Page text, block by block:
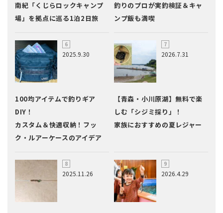
南紀「くじらロックキャンプ
場」を拠点に巡る1泊2日旅
釣りのプロが実釣検証＆キャ
ンプ飯も満喫
2025.9.30
100均アイテムで釣りギア
DIY！
カスタム＆快適収納！フッ
ク・ルアーケースのアイデア
2026.7.31
【青森・小川原湖】無料で楽
しむ「シジミ採り」！
家族におすすめの夏レジャー
2025.11.26 2026.4.29